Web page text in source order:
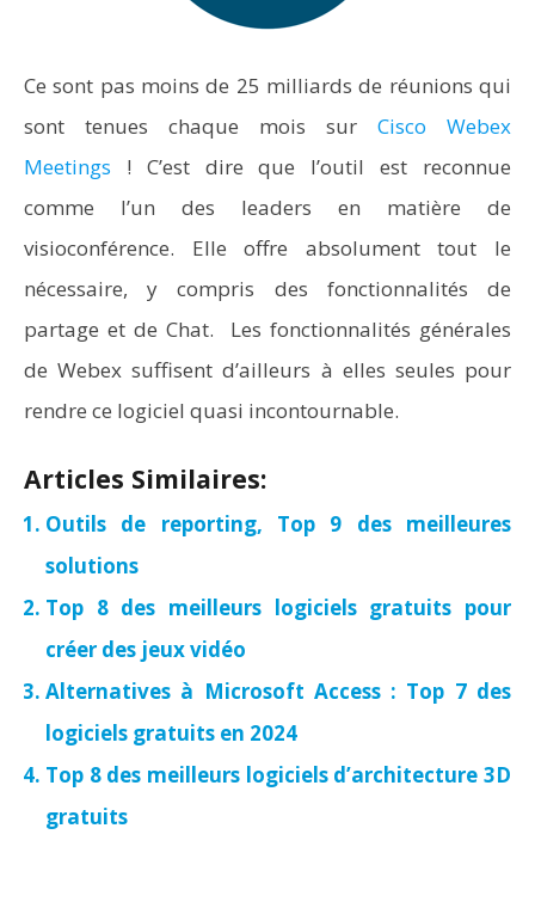
Ce sont pas moins de 25 milliards de réunions qui
sont tenues chaque mois sur Cisco Webex
Meetings ! C’est dire que l’outil est reconnue
comme l’un des leaders en matière de
visioconférence. Elle offre absolument tout le
nécessaire, y compris des fonctionnalités de
partage et de Chat. Les fonctionnalités générales
de Webex suffisent d’ailleurs à elles seules pour
rendre ce logiciel quasi incontournable.
Articles Similaires:
Outils de reporting, Top 9 des meilleures
solutions
Top 8 des meilleurs logiciels gratuits pour
créer des jeux vidéo
Alternatives à Microsoft Access : Top 7 des
logiciels gratuits en 2024
Top 8 des meilleurs logiciels d’architecture 3D
gratuits